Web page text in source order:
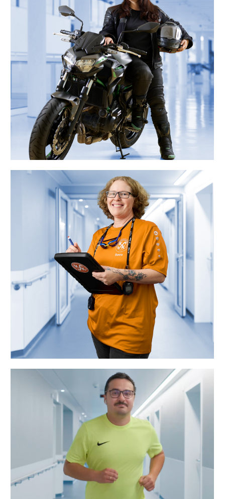
„In Herbst und Winter übernehme ich
extra Wochenenddienste – so rückt
meine neue Maschine im Frühjahr in
Reichweite. Mit dem Flexteam passe
ich meinen Dienstplan problemlos im
Flexbüro an.“
„Als Schwimmtrainerin passen meine
Flexteam-Dienste perfekt zu
Trainings- und Wettkampfzeiten. Nach
dem Abendtraining starte ich
entspannt in meinen Nachtdienst.“
„Ich starte gern mit einer
Joggingrunde in den Tag – da passt der
Spätdienst perfekt. Dank Flexteam
kann ich meine Schichten so legen,
dass Sport und Job gut
zusammengehen.“